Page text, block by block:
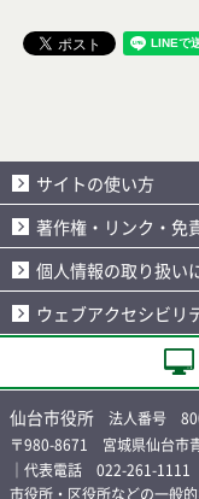
サイトの使い方
著作権・リンク・免
個人情報の取り扱い
ウェブアクセシビリ
仙台市役所 法人番号
〒980-8671 宮城県仙台市
｜代表電話 022-261-1111
市役所・区役所などの一般